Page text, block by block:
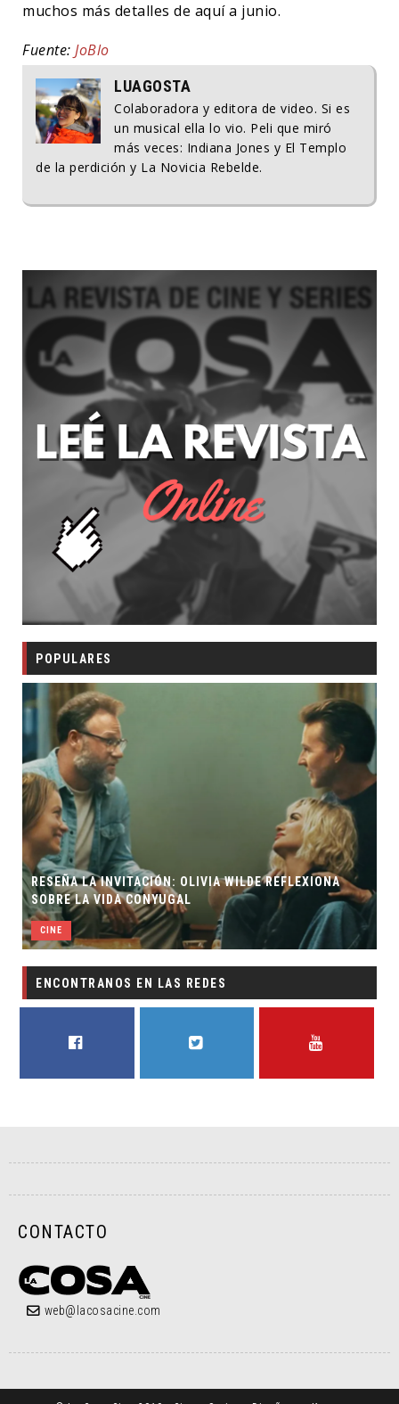
muchos más detalles de aquí a junio.
Fuente: JoBlo
LUAGOSTA
Colaboradora y editora de video. Si es
un musical ella lo vio. Peli que miró
más veces: Indiana Jones y El Templo
de la perdición y La Novicia Rebelde.
POPULARES
RESEÑA LA INVITACIÓN: OLIVIA WILDE REFLEXIONA
SOBRE LA VIDA CONYUGAL
CINE
ENCONTRANOS EN LAS REDES
CONTACTO
web@lacosacine.com